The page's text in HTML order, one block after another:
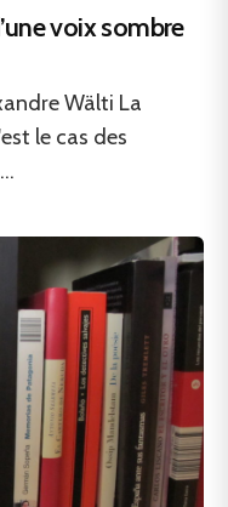
voix sombre
Wälti La
le cas des